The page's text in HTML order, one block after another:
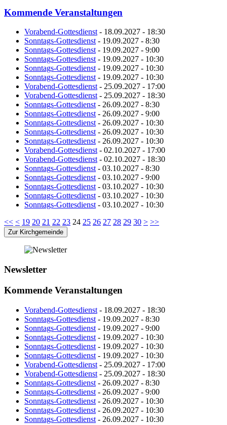
Kommende Veranstaltungen
Vorabend-Gottesdienst- 18.09.2027 - 18:30
Sonntags-Gottesdienst- 19.09.2027 - 8:30
Sonntags-Gottesdienst- 19.09.2027 - 9:00
Sonntags-Gottesdienst- 19.09.2027 - 10:30
Sonntags-Gottesdienst- 19.09.2027 - 10:30
Sonntags-Gottesdienst- 19.09.2027 - 10:30
Vorabend-Gottesdienst- 25.09.2027 - 17:00
Vorabend-Gottesdienst- 25.09.2027 - 18:30
Sonntags-Gottesdienst- 26.09.2027 - 8:30
Sonntags-Gottesdienst- 26.09.2027 - 9:00
Sonntags-Gottesdienst- 26.09.2027 - 10:30
Sonntags-Gottesdienst- 26.09.2027 - 10:30
Sonntags-Gottesdienst- 26.09.2027 - 10:30
Vorabend-Gottesdienst- 02.10.2027 - 17:00
Vorabend-Gottesdienst- 02.10.2027 - 18:30
Sonntags-Gottesdienst- 03.10.2027 - 8:30
Sonntags-Gottesdienst- 03.10.2027 - 9:00
Sonntags-Gottesdienst- 03.10.2027 - 10:30
Sonntags-Gottesdienst- 03.10.2027 - 10:30
Sonntags-Gottesdienst- 03.10.2027 - 10:30
<< < 19 20 21 22 23 24 25 26 27 28 29 30 > >>
Zur Kirchgemeinde
Newsletter
Kommende Veranstaltungen
Vorabend-Gottesdienst - 18.09.2027 - 18:30
Sonntags-Gottesdienst - 19.09.2027 - 8:30
Sonntags-Gottesdienst - 19.09.2027 - 9:00
Sonntags-Gottesdienst - 19.09.2027 - 10:30
Sonntags-Gottesdienst - 19.09.2027 - 10:30
Sonntags-Gottesdienst - 19.09.2027 - 10:30
Vorabend-Gottesdienst - 25.09.2027 - 17:00
Vorabend-Gottesdienst - 25.09.2027 - 18:30
Sonntags-Gottesdienst - 26.09.2027 - 8:30
Sonntags-Gottesdienst - 26.09.2027 - 9:00
Sonntags-Gottesdienst - 26.09.2027 - 10:30
Sonntags-Gottesdienst - 26.09.2027 - 10:30
Sonntags-Gottesdienst - 26.09.2027 - 10:30